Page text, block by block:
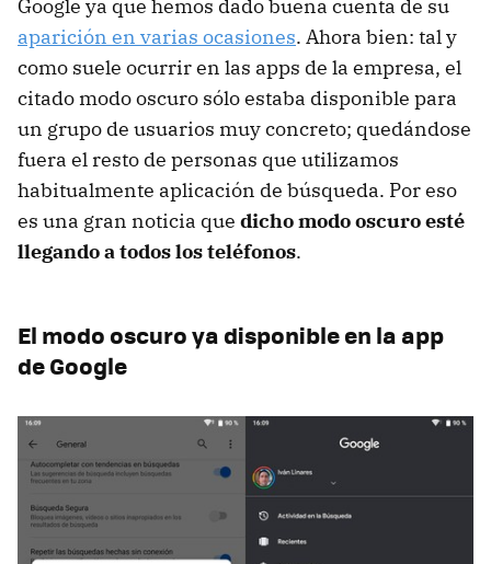
Google ya que hemos dado buena cuenta de su
aparición en varias ocasiones. Ahora bien: tal y
como suele ocurrir en las apps de la empresa, el
citado modo oscuro sólo estaba disponible para
un grupo de usuarios muy concreto; quedándose
fuera el resto de personas que utilizamos
habitualmente aplicación de búsqueda. Por eso
es una gran noticia que dicho modo oscuro esté
llegando a todos los teléfonos.
El modo oscuro ya disponible en la app
de Google